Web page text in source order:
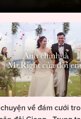
về đám cưới